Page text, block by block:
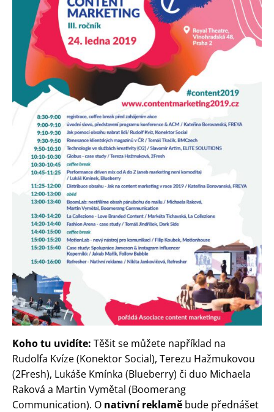
Koho tu uvidíte: Těšit se můžete například na
Rudolfa Kvíze (Konektor Social), Terezu Hažmukovou
(2Fresh), Lukáše Kmínka (Blueberry) či duo Michaela
Raková a Martin Vymětal (Boomerang
Communication). O nativní reklamě bude přednášet